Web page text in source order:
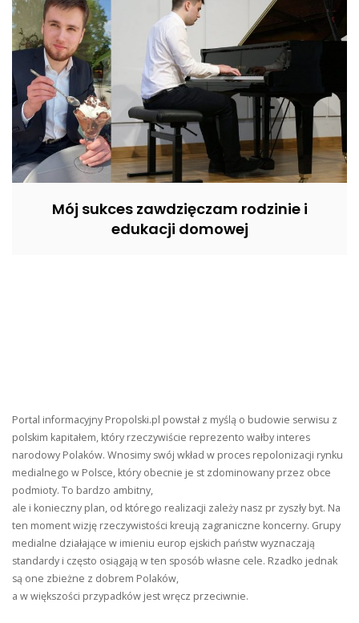
Mój sukces zawdzięczam rodzinie i
edukacji domowej
Portal informacyjny Propolski.pl powstał z myślą o budowie serwisu z
polskim kapitałem, który rzeczywiście reprezento wałby interes
narodowy Polaków. Wnosimy swój wkład w proces repolonizacji rynku
medialnego w Polsce, który obecnie je st zdominowany przez obce
podmioty. To bardzo ambitny,
ale i konieczny plan, od którego realizacji zależy nasz pr zyszły byt. Na
ten moment wizję rzeczywistości kreują zagraniczne koncerny. Grupy
medialne działające w imieniu europ ejskich państw wyznaczają
standardy i często osiągają w ten sposób własne cele. Rzadko jednak
są one zbieżne z dobrem Polaków,
a w większości przypadków jest wręcz przeciwnie.